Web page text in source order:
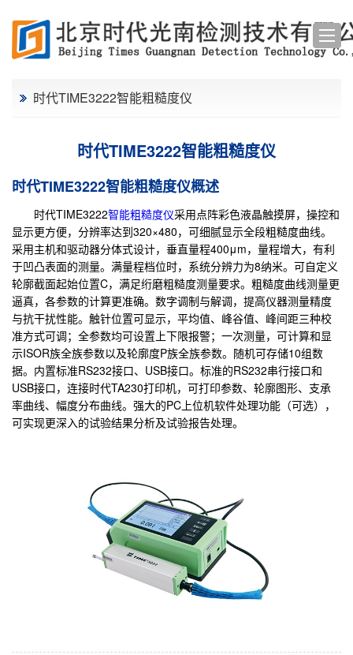
时代TIME3222智能粗糙度仪
时代TIME3222智能粗糙度仪
时代TIME3222智能粗糙度仪概述
时代TIME3222智能粗糙度仪采用点阵彩色液晶触摸屏，操控和
显示更方便，分辨率达到320×480，可细腻显示全段粗糙度曲线。
采用主机和驱动器分体式设计，垂直量程400μm，量程增大，有利
于凹凸表面的测量。满量程档位时，系统分辨力为8纳米。可自定义
轮廓截面起始位置C，满足绗磨粗糙度测量要求。粗糙度曲线测量更
逼真，各参数的计算更准确。数字调制与解调，提高仪器测量精度
与抗干扰性能。触针位置可显示，平均值、峰谷值、峰间距三种校
准方式可调；全参数均可设置上下限报警；一次测量，可计算和显
示ISOR族全族参数以及轮廓度P族全族参数。随机可存储10组数
据。内置标准RS232接口、USB接口。标准的RS232串行接口和
USB接口，连接时代TA230打印机，可打印参数、轮廓图形、支承
率曲线、幅度分布曲线。强大的PC上位机软件处理功能（可选），
可实现更深入的试验结果分析及试验报告处理。